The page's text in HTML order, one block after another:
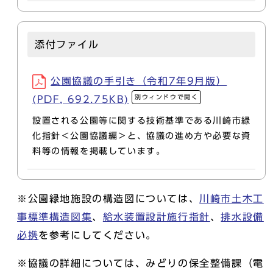
添付ファイル
公園協議の手引き（令和7年9月版）
(PDF, 692.75KB)
別ウィンドウで開く
設置される公園等に関する技術基準である川崎市緑
化指針＜公園協議編＞と、協議の進め方や必要な資
料等の情報を掲載しています。
※公園緑地施設の構造図については、 川崎市土木工
事標準構造図集、 給水装置設計施行指針、排水設備
必携を参考にしてください。
※協議の詳細については、みどりの保全整備課（電